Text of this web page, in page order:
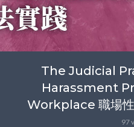
The Judicial
Harassment
Workplace 職場性
97